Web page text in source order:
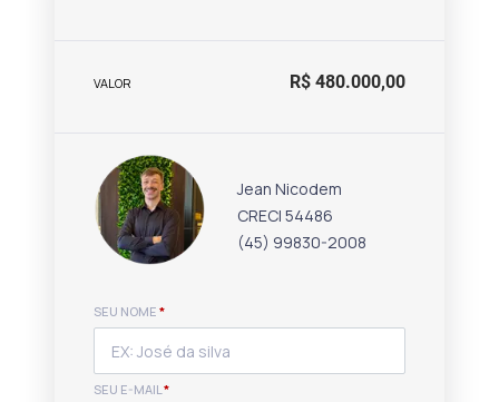
VALOR R$ 480.000,00
Jean Nicodem
CRECI 54486
(45) 99830-2008
SEU NOME *
SEU E-MAIL*